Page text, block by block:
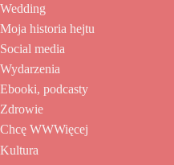
Wedding
Moja historia hejtu
Social media
Wydarzenia
Ebooki, podcasty
Zdrowie
Chcę WWWięcej
Kultura